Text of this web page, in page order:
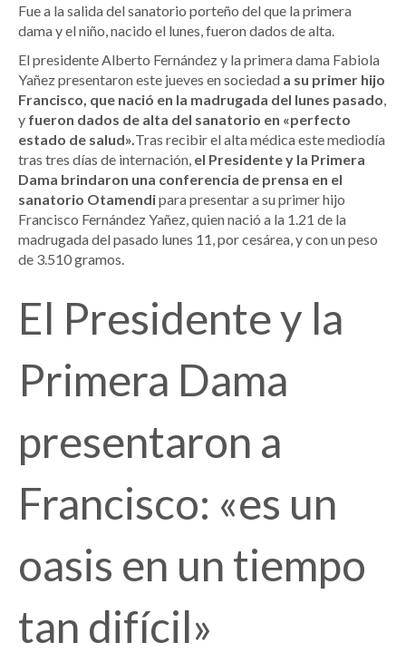
Fue a la salida del sanatorio porteño del que la primera
dama y el niño, nacido el lunes, fueron dados de alta.
El presidente Alberto Fernández y la primera dama Fabiola
Yañez presentaron este jueves en sociedad a su primer hijo
Francisco, que nació en la madrugada del lunes pasado,
y fueron dados de alta del sanatorio en «perfecto
estado de salud».Tras recibir el alta médica este mediodía
tras tres días de internación, el Presidente y la Primera
Dama brindaron una conferencia de prensa en el
sanatorio Otamendipara presentar a su primer hijo
Francisco Fernández Yañez, quien nació a la 1.21 de la
madrugada del pasado lunes 11, por cesárea, y con un peso
de 3.510 gramos.
El Presidente y la
Primera Dama
presentaron a
Francisco: «es un
oasis en un tiempo
tan difícil»